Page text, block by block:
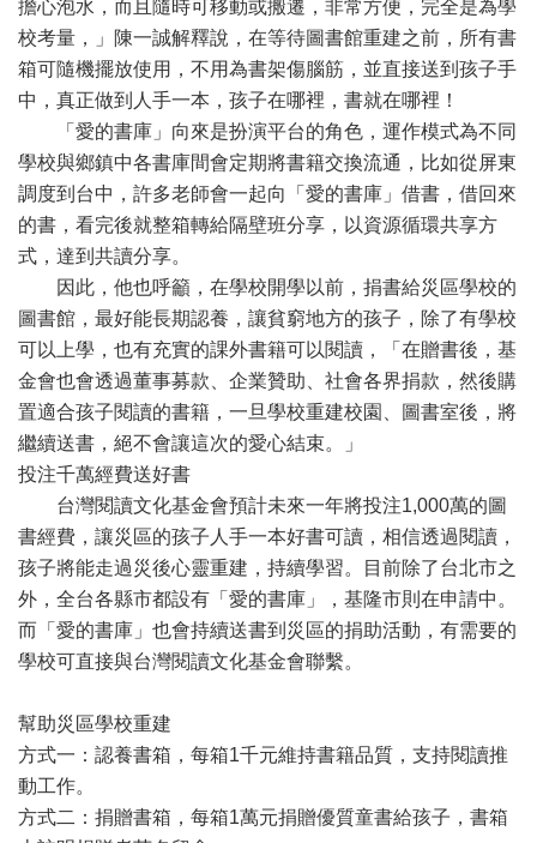
擔心泡水，而且隨時可移動或搬遷，非常方便，完全是為學
校考量，」陳一誠解釋說，在等待圖書館重建之前，所有書
箱可隨機擺放使用，不用為書架傷腦筋，並直接送到孩子手
中，真正做到人手一本，孩子在哪裡，書就在哪裡！
「愛的書庫」向來是扮演平台的角色，運作模式為不同
學校與鄉鎮中各書庫間會定期將書籍交換流通，比如從屏東
調度到台中，許多老師會一起向「愛的書庫」借書，借回來
的書，看完後就整箱轉給隔壁班分享，以資源循環共享方
式，達到共讀分享。
因此，他也呼籲，在學校開學以前，捐書給災區學校的
圖書館，最好能長期認養，讓貧窮地方的孩子，除了有學校
可以上學，也有充實的課外書籍可以閱讀，「在贈書後，基
金會也會透過董事募款、企業贊助、社會各界捐款，然後購
置適合孩子閱讀的書籍，一旦學校重建校園、圖書室後，將
繼續送書，絕不會讓這次的愛心結束。」
投注千萬經費送好書
台灣閱讀文化基金會預計未來一年將投注1,000萬的圖
書經費，讓災區的孩子人手一本好書可讀，相信透過閱讀，
孩子將能走過災後心靈重建，持續學習。目前除了台北市之
外，全台各縣市都設有「愛的書庫」，基隆市則在申請中。
而「愛的書庫」也會持續送書到災區的捐助活動，有需要的
學校可直接與台灣閱讀文化基金會聯繫。
幫助災區學校重建
方式一：認養書箱，每箱1千元維持書籍品質，支持閱讀推
動工作。
方式二：捐贈書箱，每箱1萬元捐贈優質童書給孩子，書箱